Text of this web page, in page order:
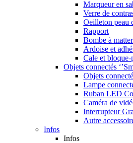
Marqueur en
Verre de
Oeilleton peau
Rapport
Bombe à matter
Ardoise et
Cale et bloque-
Objets connectés
Objets
Lampe
Ruban LED
Caméra de
Interrupteur
Autre
Infos
Infos